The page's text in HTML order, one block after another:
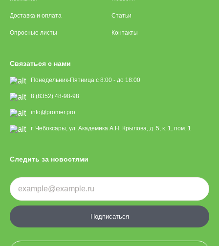
Доставка и оплата
Опросные листы
Статьи
Контакты
Связаться с нами
Понедельник-Пятница с 8:00 - до 18:00
8 (8352) 48-98-98
info@promer.pro
г. Чебоксары, ул. Академика А.Н. Крылова, д. 5, к. 1, пом. 1
Следить за новостями
Подписаться